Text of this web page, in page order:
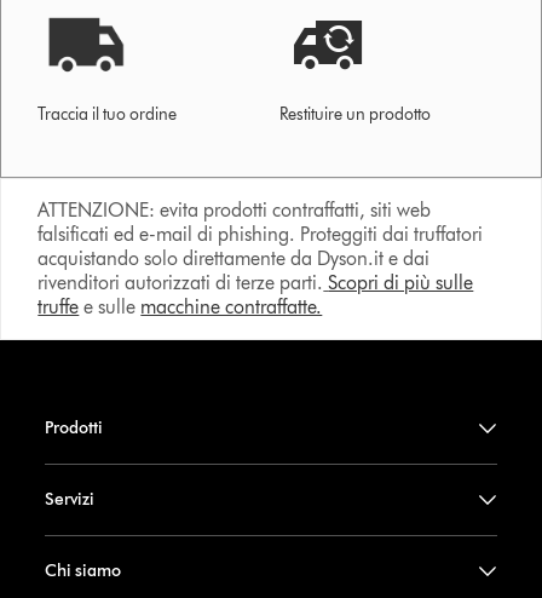
Traccia il tuo ordine Restituire un prodotto
ATTENZIONE: evita prodotti contraffatti, siti web
falsificati ed e-mail di phishing. Proteggiti dai truffatori
acquistando solo direttamente da Dyson.it e dai
rivenditori autorizzati di terze parti. Scopri di più sulle
truffe e sulle macchine contraffatte.
Prodotti
Servizi
Chi siamo